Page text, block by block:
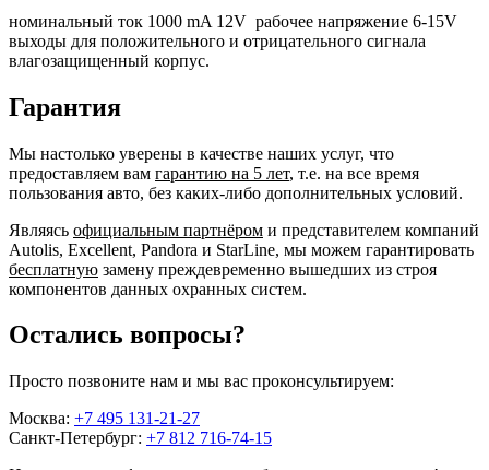
номинальный ток 1000 mA 12V рабочее напряжение 6-15V
выходы для положительного и отрицательного сигнала
влагозащищенный корпус.
Гарантия
Мы настолько уверены в качестве наших услуг, что
предоставляем вам гарантию на 5 лет, т.е. на все время
пользования авто, без каких-либо дополнительных условий.
Являясь официальным партнёром и представителем компаний
Autolis, Excellent, Pandora и StarLine, мы можем гарантировать
бесплатную замену преждевременно вышедших из строя
компонентов данных охранных систем.
Остались вопросы?
Просто позвоните нам и мы вас проконсультируем:
Москва: +7 495 131-21-27
Санкт-Петербург: +7 812 716-74-15